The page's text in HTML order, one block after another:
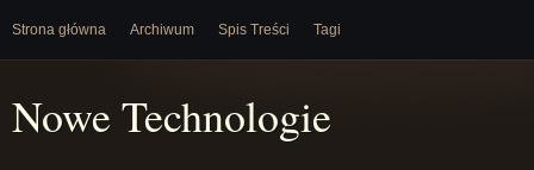
Strona główna Archiwum Spis Treści Tagi
Nowe Technologie